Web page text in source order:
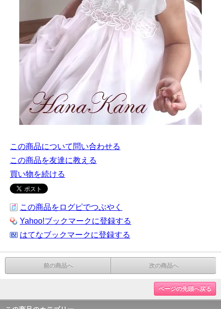
この商品について問い合わせる
この商品を友達に教える
買い物を続ける
この商品をログピでつぶやく
Yahoo!ブックマークに登録する
はてなブックマークに登録する
前の商品へ 次の商品へ
ページの先頭へ戻る